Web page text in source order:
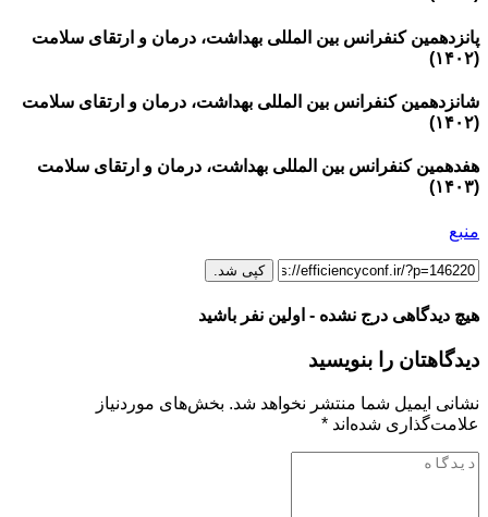
پانزدهمین کنفرانس بین المللی بهداشت، درمان و ارتقای سلامت
(۱۴۰۲)
شانزدهمین کنفرانس بین المللی بهداشت، درمان و ارتقای سلامت
(۱۴۰۲)
هفدهمین کنفرانس بین المللی بهداشت، درمان و ارتقای سلامت
(۱۴۰۳)
منبع
کپی شد.
هیچ دیدگاهی درج نشده - اولین نفر باشید
دیدگاهتان را بنویسید
نشانی ایمیل شما منتشر نخواهد شد. بخش‌های موردنیاز
علامت‌گذاری شده‌اند *